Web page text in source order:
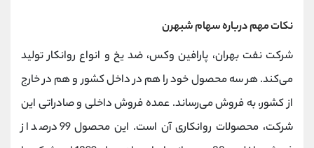
نکات مهم درباره سهام شبهرن
شرکت نفت بهران، پارافین وکس، ضد یخ و انواع روانکار تولید
می‌کند. هر سه محصول خود را هم در داخل کشور و هم در خارج
از کشور، به فروش می‌رساند. عمده فروش داخلی و صادراتی این
شرکت، محصولات روانکاری آن است. این محصول 99 درصد از